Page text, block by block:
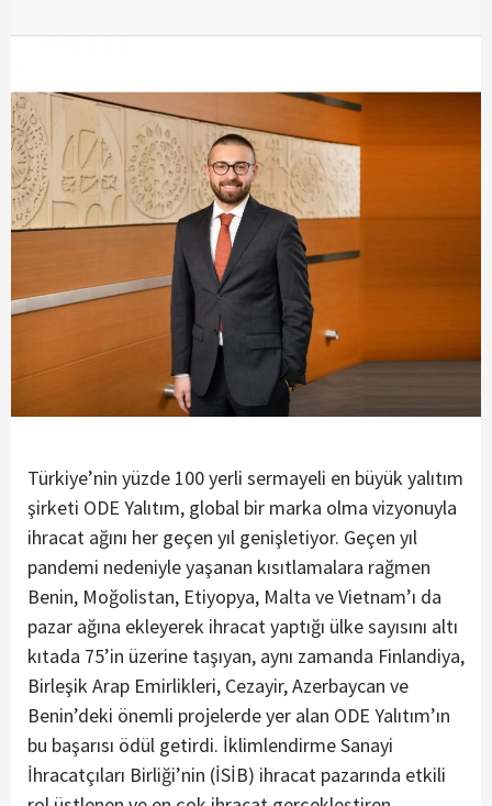
Türkiye’nin yüzde 100 yerli sermayeli en büyük yalıtım
şirketi ODE Yalıtım, global bir marka olma vizyonuyla
ihracat ağını her geçen yıl genişletiyor. Geçen yıl
pandemi nedeniyle yaşanan kısıtlamalara rağmen
Benin, Moğolistan, Etiyopya, Malta ve Vietnam’ı da
pazar ağına ekleyerek ihracat yaptığı ülke sayısını altı
kıtada 75’in üzerine taşıyan, aynı zamanda Finlandiya,
Birleşik Arap Emirlikleri, Cezayir, Azerbaycan ve
Benin’deki önemli projelerde yer alan ODE Yalıtım’ın
bu başarısı ödül getirdi. İklimlendirme Sanayi
İhracatçıları Birliği’nin (İSİB) ihracat pazarında etkili